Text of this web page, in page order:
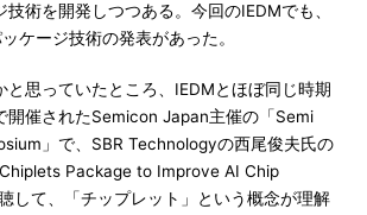
技術を開発しつつある。今回のIEDMでも、
ケージ技術の発表があった。
思っていたところ、IEDMとほぼ同じ時期
開催されたSemicon Japan主催の「Semi
」で、SBR Technologyの西尾俊夫氏の
Package to Improve AI Chip
して、「チップレット」という概念が理解